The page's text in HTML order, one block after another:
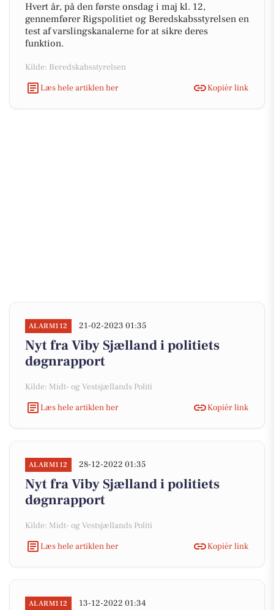
Hvert år, på den første onsdag i maj kl. 12,
gennemfører Rigspolitiet og Beredskabsstyrelsen en
test af varslingskanalerne for at sikre deres
funktion.
Kilde: Beredskabsstyrelsen
Læs hele artiklen her
Kopiér link
ALARM112 21-02-2023 01:35
Nyt fra Viby Sjælland i politiets
døgnrapport
Kilde: Midt- og Vestsjællands Politi
Læs hele artiklen her
Kopiér link
ALARM112 28-12-2022 01:35
Nyt fra Viby Sjælland i politiets
døgnrapport
Kilde: Midt- og Vestsjællands Politi
Læs hele artiklen her
Kopiér link
ALARM112 13-12-2022 01:34